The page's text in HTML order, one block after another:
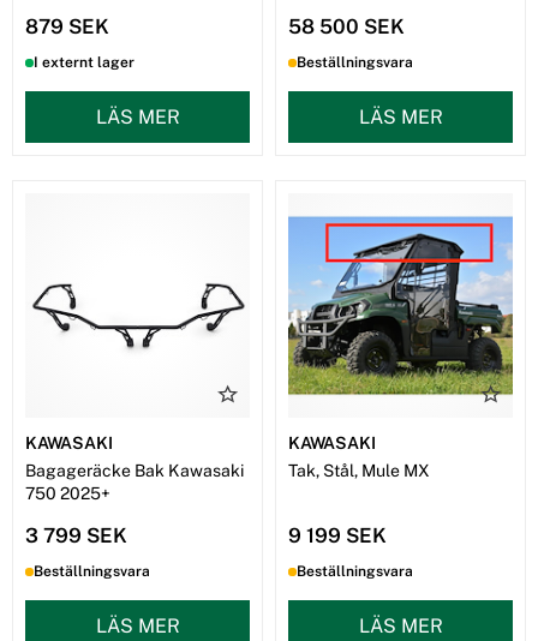
879 SEK
I externt lager
LÄS MER
58 500 SEK
Beställningsvara
LÄS MER
KAWASAKI
Bagageräcke Bak Kawasaki
750 2025+
3 799 SEK
Beställningsvara
LÄS MER
KAWASAKI
Tak, Stål, Mule MX
9 199 SEK
Beställningsvara
LÄS MER